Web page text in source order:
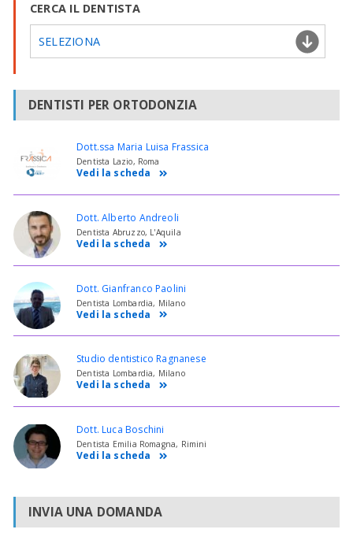
CERCA IL DENTISTA
SELEZIONA
DENTISTI PER ORTODONZIA
Dott.ssa Maria Luisa Frassica
Dentista Lazio, Roma
Vedi la scheda
Dott. Alberto Andreoli
Dentista Abruzzo, L'Aquila
Vedi la scheda
Dott. Gianfranco Paolini
Dentista Lombardia, Milano
Vedi la scheda
Studio dentistico Ragnanese
Dentista Lombardia, Milano
Vedi la scheda
Dott. Luca Boschini
Dentista Emilia Romagna, Rimini
Vedi la scheda
INVIA UNA DOMANDA